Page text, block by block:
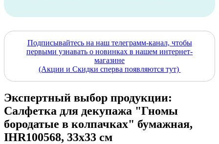
Подписывайтесь на наш телеграмм-канал, чтобы
первыми узнавать о новинках в нашем интернет-
магазине
(Акции и Скидки сперва появляются тут)
Экспертный выбор продукции:
Салфетка для декупажа "Гномы
бородатые в колпачках" бумажная,
IHR100568, 33х33 см